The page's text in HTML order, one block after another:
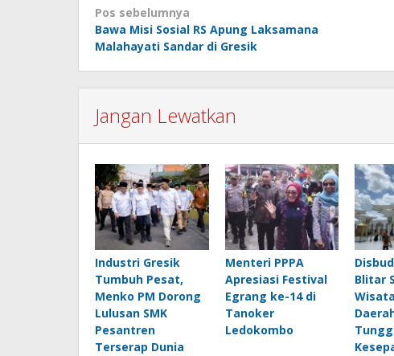
Navigasi
pos
Pos sebelumnya
Bawa Misi Sosial RS Apung Laksamana
Malahayati Sandar di Gresik
Jangan Lewatkan
Industri Gresik
Tumbuh Pesat,
Menko PM Dorong
Lulusan SMK
Pesantren
Terserap Dunia
Menteri PPPA
Apresiasi Festival
Egrang ke-14 di
Tanoker
Ledokombo
Blitar